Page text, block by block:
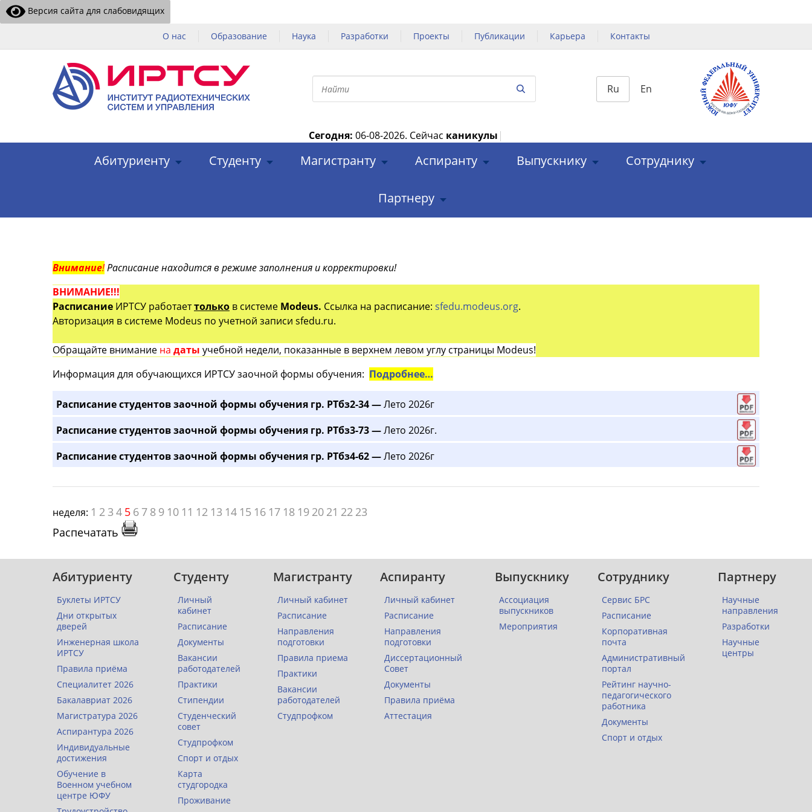
Версия сайта для слабовидящих
О нас Образование Наука Разработки Проекты Публикации Карьера Контакты
Ru En
Сегодня: 06-08-2026. Сейчас каникулы |
Абитуриенту Студенту Магистранту Аспиранту Выпускнику Сотруднику
Партнеру
Внимание!Расписание находится в режиме заполнения и корректировки!
ВНИМАНИЕ!!!
Расписание ИРТСУ работаеттолько в системе Modeus. Ссылка на расписание: sfedu.modeus.org.
Авторизация в системе Modeus по учетной записи sfedu.ru.
Обращайте внимание на даты учебной недели, показанные в верхнем левом углу страницы Modeus!
Информация для обучающихся ИРТСУ заочной формы обучения: Подробнее…
Расписание студентов заочной формы обучения гр. РТбз2-34 —Лето 2026г
Расписание студентов заочной формы обучения гр. РТбз3-73 —Лето 2026г.
Расписание студентов заочной формы обучения гр. РТбз4-62 —Лето 2026г
неделя: 1 2 3 4 5 6 7 8 9 10 11 12 13 14 15 16 17 18 19 20 21 22 23
Распечатать
Абитуриенту
Буклеты ИРТСУ
Дни открытых
дверей
Инженерная школа
ИРТСУ
Правила приёма
Специалитет 2026
Бакалавриат 2026
Магистратура 2026
Аспирантура 2026
Индивидуальные
достижения
Обучение в
Военном учебном
центре ЮФУ
Студенту
Личный
кабинет
Расписание
Документы
Вакансии
работодателей
Практики
Стипендии
Студенческий
совет
Студпрофком
Спорт и отдых
Карта
студгородка
Проживание
Магистранту
Личный кабинет
Расписание
Направления
подготовки
Правила приема
Практики
Вакансии
работодателей
Студпрофком
Аспиранту
Личный кабинет
Расписание
Направления
подготовки
Диссертационный
Совет
Документы
Правила приёма
Аттестация
Выпускнику
Ассоциация
выпускников
Мероприятия
Сотруднику
Сервис БРС
Расписание
Корпоративная
почта
Административный
портал
Рейтинг научно-
педагогического
работника
Документы
Спорт и отдых
Партнеру
Научные
направления
Разработки
Научные
центры